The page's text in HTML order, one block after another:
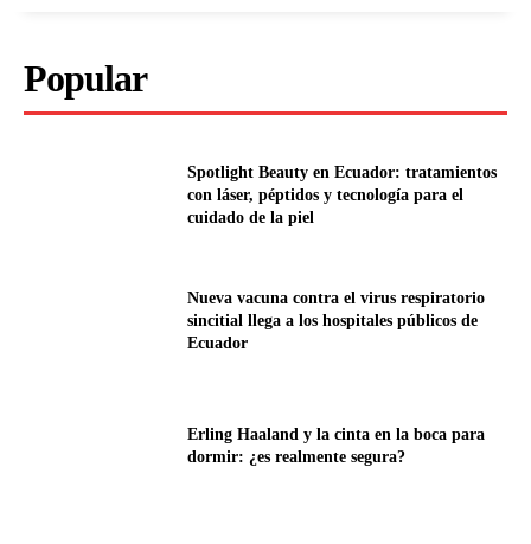
Popular
Spotlight Beauty en Ecuador: tratamientos
con láser, péptidos y tecnología para el
cuidado de la piel
Nueva vacuna contra el virus respiratorio
sincitial llega a los hospitales públicos de
Ecuador
Erling Haaland y la cinta en la boca para
dormir: ¿es realmente segura?